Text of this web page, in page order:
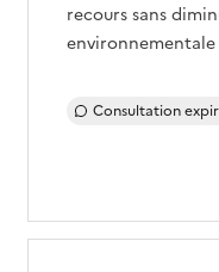
recours sans
Consultation